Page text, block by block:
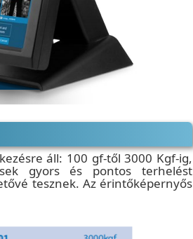
áll: 100 gf-től 3000 Kgf-ig,
gyors és pontos terhelést
tesznek. Az érintőképernyős